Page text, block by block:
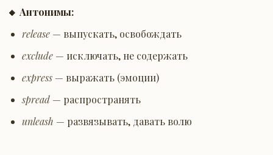
🔸 Антонимы:
release — выпускать, освобождать
exclude — исключать, не содержать
express — выражать (эмоции)
spread — распространять
unleash — развязывать, давать волю